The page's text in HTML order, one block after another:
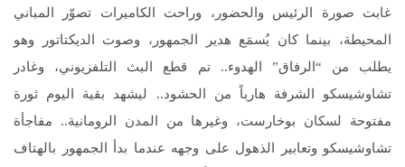
غابت صورة الرئيس والحضور، وراحت الكاميرات تصوّر المباني
المحيطة، بينما كان يُسمَع هدير الجمهور، وصوت الديكتاتور وهو
يطلب من “الرفاق” الهدوء.. تم قطع البث التلفزيوني، وغادر
تشاوشيسكو الشرفة هارباً من الحشود.. ليشهد بقية اليوم ثورة
مفتوحة لسكان بوخارست، وغيرها من المدن الرومانية.. مفاجأة
تشاوشيسكو وتعابير الذهول على وجهه عندما بدأ الجمهور بالهتاف